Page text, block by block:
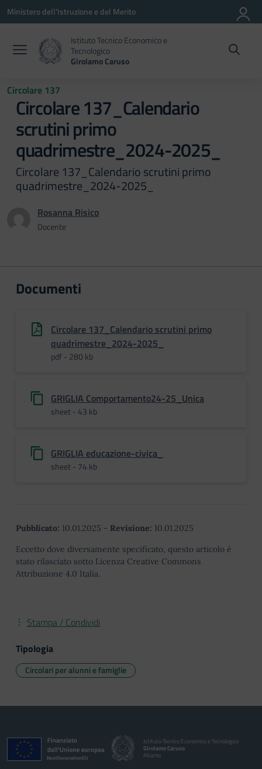
Vai ai contenuti
Vai al menu di navigazione
Vai al footer
Ministero dell'Istruzione e del Merito
Istituto Tecnico Economico e
Tecnologico
Girolamo Caruso
Circolare 137
Circolare 137_Calendario
scrutini primo
quadrimestre_2024-2025_
Circolare 137_Calendario scrutini primo
quadrimestre_2024-2025_
Rosanna Risico
Docente
Documenti
Circolare 137_Calendario scrutini primo
quadrimestre_2024-2025_
pdf - 280 kb
GRIGLIA Comportamento24-25_Unica
sheet - 43 kb
GRIGLIA educazione-civica_
sheet - 74 kb
Pubblicato: 10.01.2025 - Revisione: 10.01.2025
Eccetto dove diversamente specificato, questo articolo è
stato rilasciato sotto Licenza Creative Commons
Attribuzione 4.0 Italia.
Stampa / Condividi
Tipologia
Circolari per alunni e famiglie
Istituto Tecnico Economico e Tecnologico
Girolamo Caruso
Alcamo